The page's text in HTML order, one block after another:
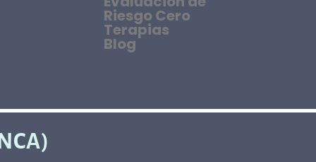
Riesgo Cero
Terapias
Blog